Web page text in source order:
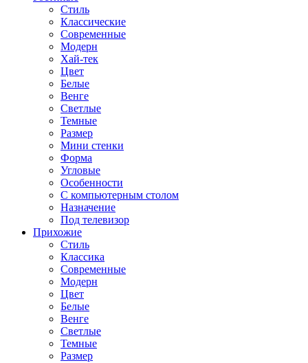
Стиль
Классические
Современные
Модерн
Хай-тек
Цвет
Белые
Венге
Светлые
Темные
Размер
Мини стенки
Форма
Угловые
Особенности
С компьютерным столом
Назначение
Под телевизор
Прихожие
Стиль
Классика
Современные
Модерн
Цвет
Белые
Венге
Светлые
Темные
Размер